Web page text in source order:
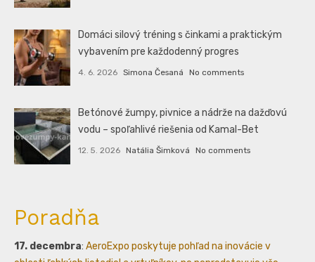
Domáci silový tréning s činkami a praktickým
vybavením pre každodenný progres
4. 6. 2026 Simona Česaná No comments
Betónové žumpy, pivnice a nádrže na dažďovú
vodu – spoľahlivé riešenia od Kamal-Bet
12. 5. 2026 Natália Šimková No comments
Poradňa
17. decembra: AeroExpo poskytuje pohľad na inovácie v